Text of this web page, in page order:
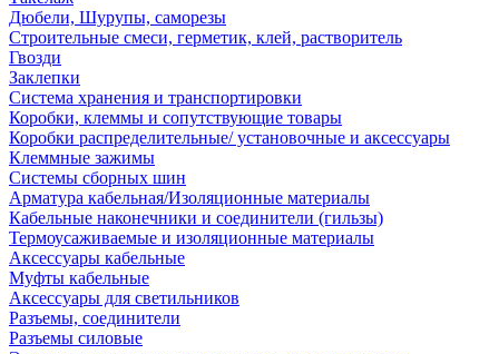
Дюбели, Шурупы, саморезы
Строительные смеси, герметик, клей, растворитель
Гвозди
Заклепки
Система хранения и транспортировки
Коробки, клеммы и сопутствующие товары
Коробки распределительные/ установочные и аксессуары
Клеммные зажимы
Системы сборных шин
Арматура кабельная/Изоляционные материалы
Кабельные наконечники и соединители (гильзы)
Термоусаживаемые и изоляционные материалы
Аксессуары кабельные
Муфты кабельные
Аксессуары для светильников
Разъемы, соединители
Разъемы силовые